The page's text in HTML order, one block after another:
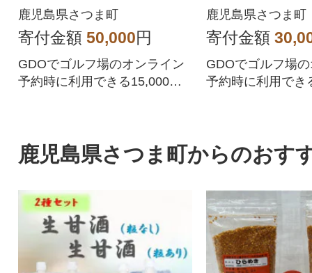
0円分)
鹿児島県さつま町
寄付金額 50,000円
GDOでゴルフ場のオンライン
予約時に利用できる15,000円
円分)
鹿児島県さつま町
寄付金額
GDOでゴルフ場
予約時に利用でき
鹿児島県さつま町からのおす